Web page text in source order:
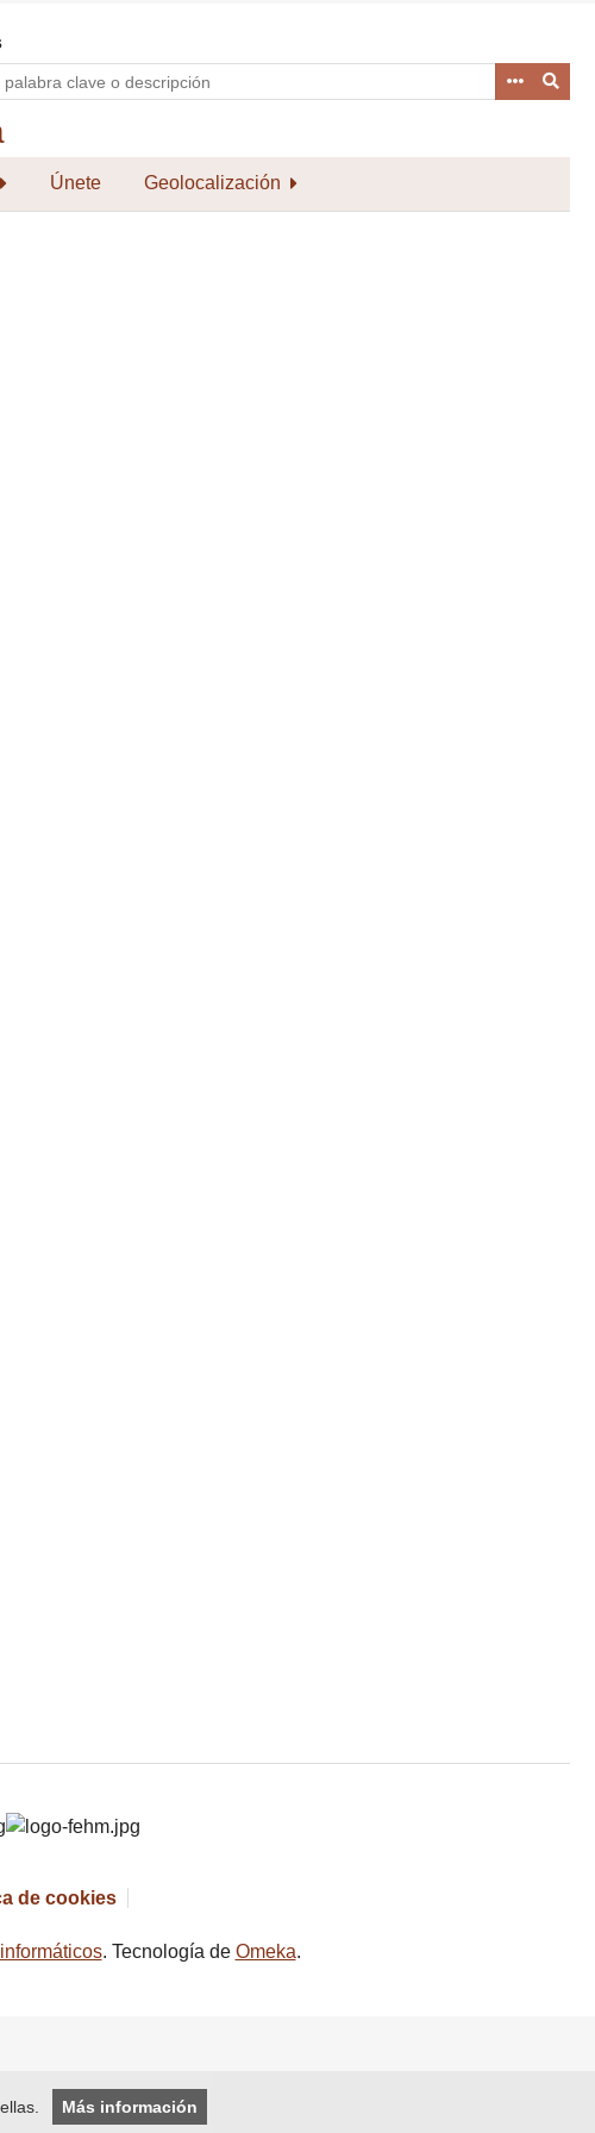
Únete Geolocalización
de cookies
. Tecnología de Omeka.
Más información